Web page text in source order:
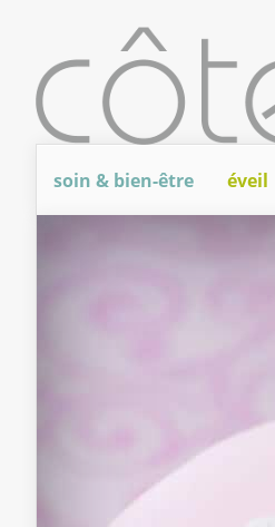
soin & bien-être éveil